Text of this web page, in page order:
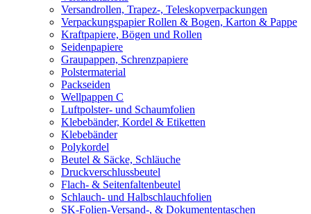
Versandrollen, Trapez-, Teleskopverpackungen
Verpackungspapier Rollen & Bogen, Karton & Pappe
Kraftpapiere, Bögen und Rollen
Seidenpapiere
Graupappen, Schrenzpapiere
Polstermaterial
Packseiden
Wellpappen C
Luftpolster- und Schaumfolien
Klebebänder, Kordel & Etiketten
Klebebänder
Polykordel
Beutel & Säcke, Schläuche
Druckverschlussbeutel
Flach- & Seitenfaltenbeutel
Schlauch- und Halbschlauchfolien
SK-Folien-Versand-, & Dokumententaschen